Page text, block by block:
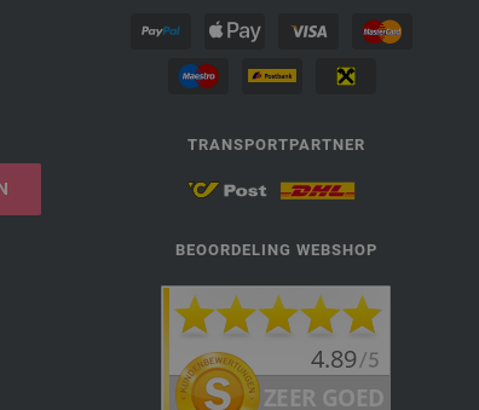
TRANSPORTPARTNER
BEOORDELING WEBSHOP